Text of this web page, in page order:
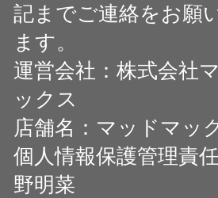
記までご連絡をお願
ます。
運営会社：株式会社
ックス
店舗名：マッドマッ
個人情報保護管理責
野明菜